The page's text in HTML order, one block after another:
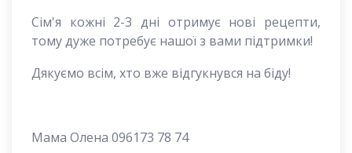
Сім'я кожні 2-3 дні отримує нові рецепти,
тому дуже потребує нашої з вами підтримки!
Дякуємо всім, хто вже відгукнувся на біду!
Мама Олена 096173 78 74